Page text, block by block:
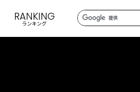
RANKING
ランキング